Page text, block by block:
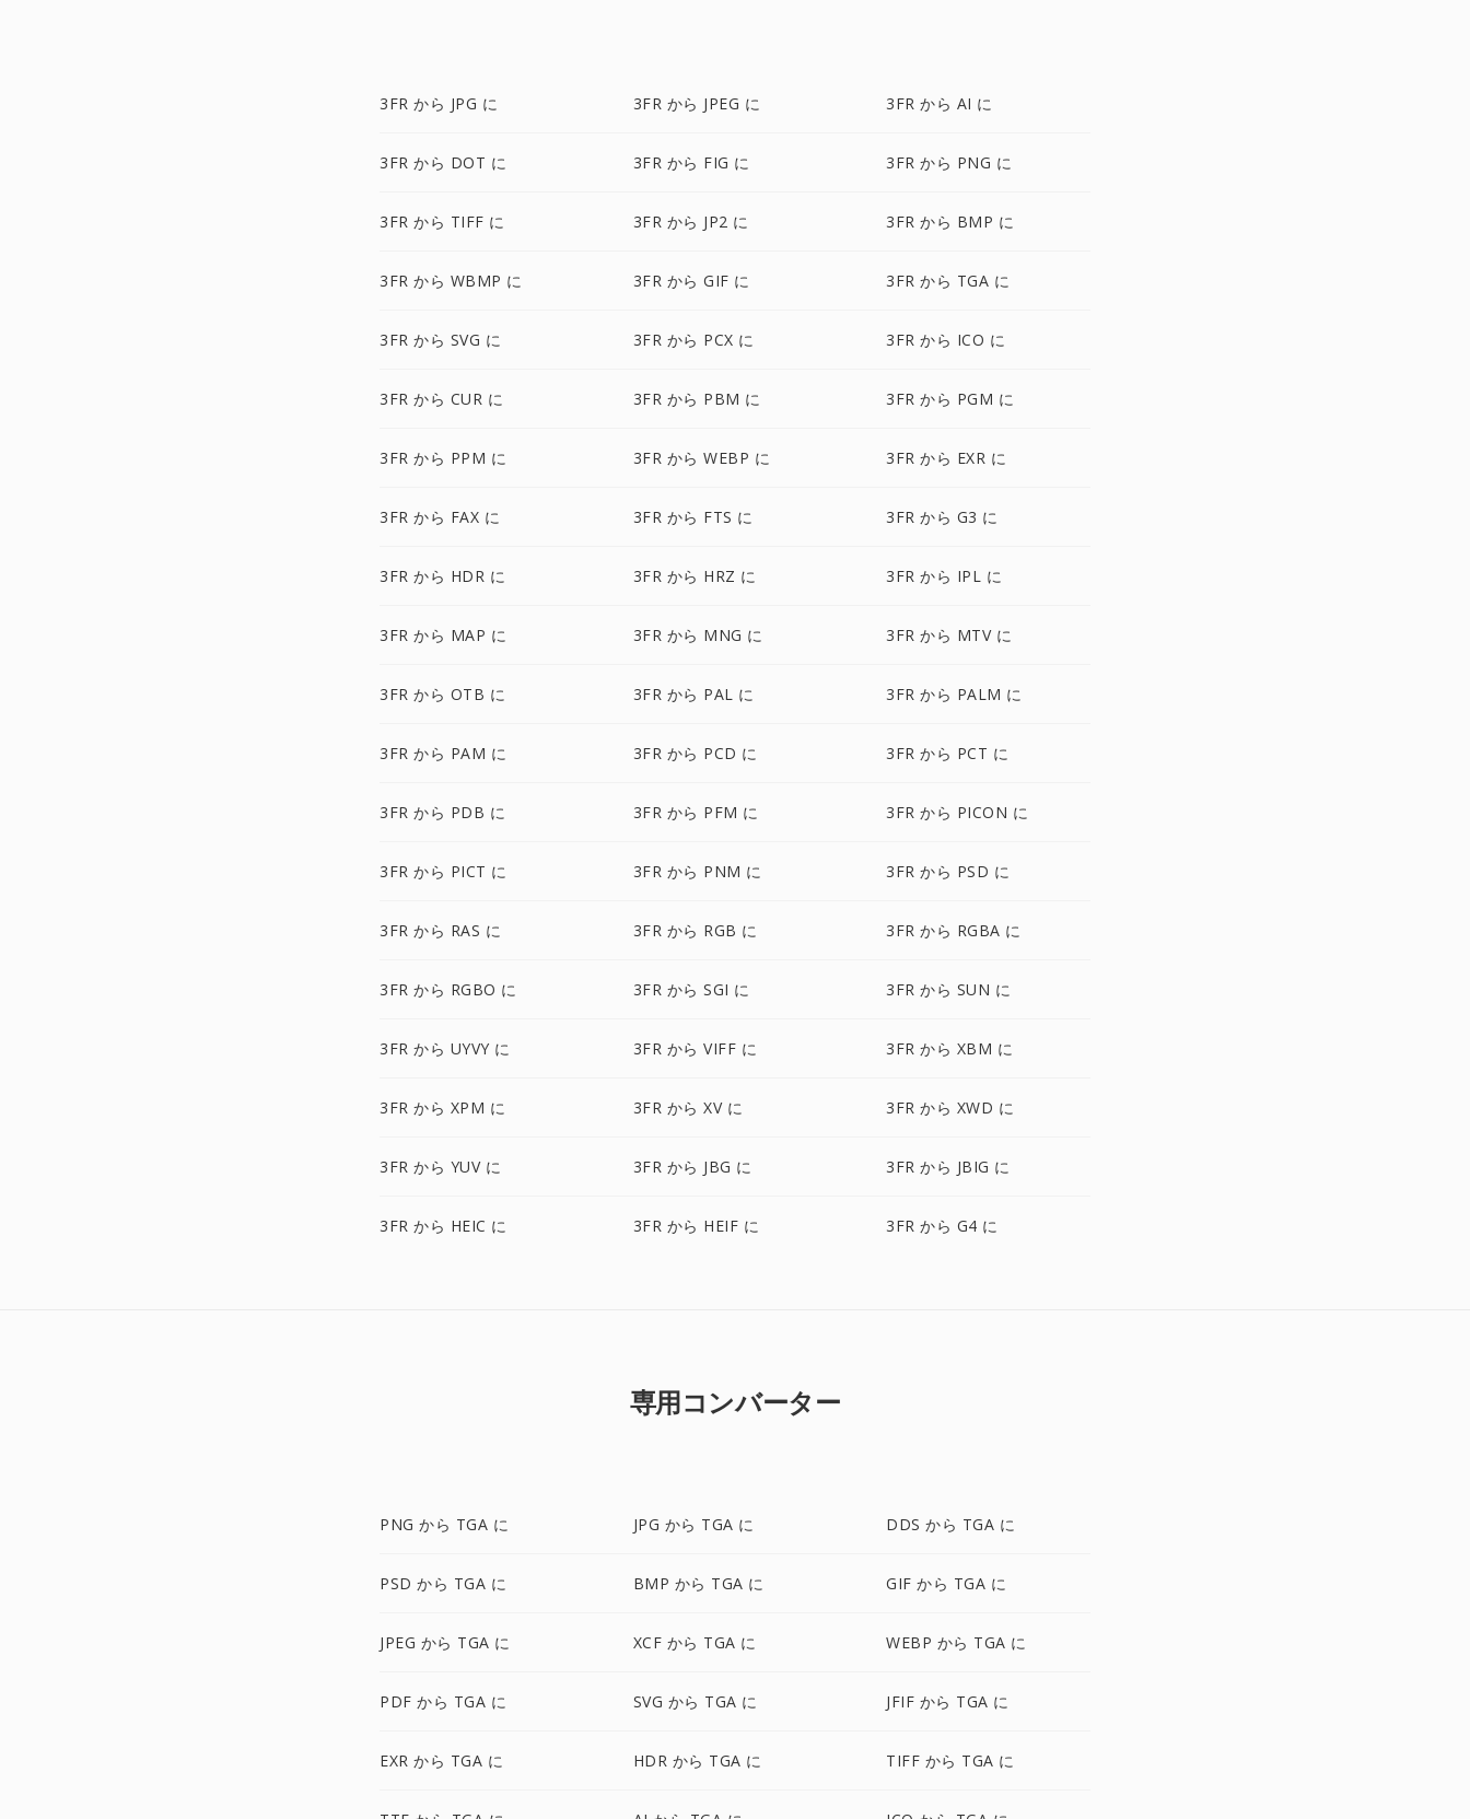
3FR から JPG に 3FR から JPEG に 3FR から AI に
3FR から DOT に 3FR から FIG に 3FR から PNG に
3FR から TIFF に 3FR から JP2 に 3FR から BMP に
3FR から WBMP に 3FR から GIF に 3FR から TGA に
3FR から SVG に 3FR から PCX に 3FR から ICO に
3FR から CUR に 3FR から PBM に 3FR から PGM に
3FR から PPM に 3FR から WEBP に 3FR から EXR に
3FR から FAX に 3FR から FTS に 3FR から G3 に
3FR から HDR に 3FR から HRZ に 3FR から IPL に
3FR から MAP に 3FR から MNG に 3FR から MTV に
3FR から OTB に 3FR から PAL に 3FR から PALM に
3FR から PAM に 3FR から PCD に 3FR から PCT に
3FR から PDB に 3FR から PFM に 3FR から PICON に
3FR から PICT に 3FR から PNM に 3FR から PSD に
3FR から RAS に 3FR から RGB に 3FR から RGBA に
3FR から RGBO に 3FR から SGI に 3FR から SUN に
3FR から UYVY に 3FR から VIFF に 3FR から XBM に
3FR から XPM に 3FR から XV に 3FR から XWD に
3FR から YUV に 3FR から JBG に 3FR から JBIG に
3FR から HEIC に 3FR から HEIF に 3FR から G4 に
専用コンバーター
PNG から TGA に JPG から TGA に DDS から TGA に
PSD から TGA に BMP から TGA に GIF から TGA に
JPEG から TGA に XCF から TGA に WEBP から TGA に
PDF から TGA に SVG から TGA に JFIF から TGA に
EXR から TGA に HDR から TGA に TIFF から TGA に